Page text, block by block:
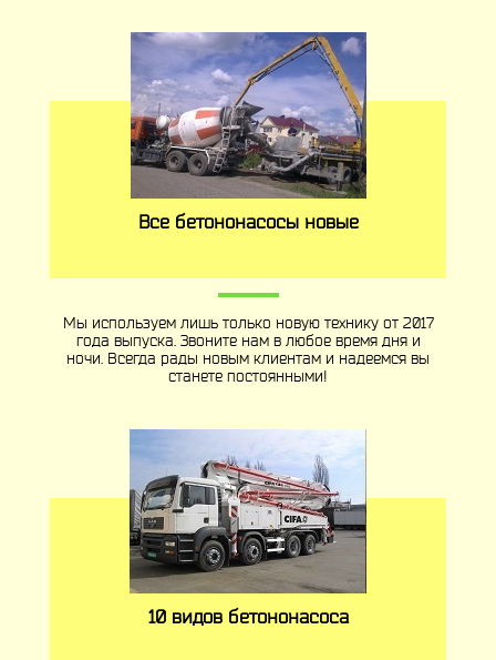
Все бетононасосы новые
Мы используем лишь только новую технику от 2017
года выпуска. Звоните нам в любое время дня и
ночи. Всегда рады новым клиентам и надеемся вы
станете постоянными!
10 видов бетононасоса